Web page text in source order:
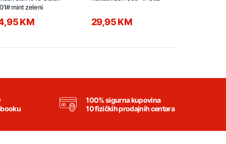
mint zeleni
KM 29,95 KM
100% sigurna kupovina
10 fizičkih prodajnih centara